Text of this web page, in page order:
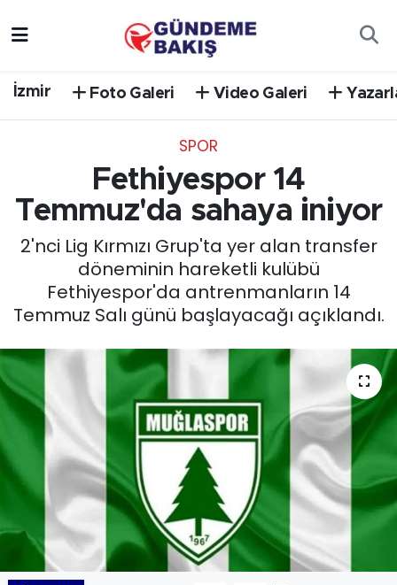
İzmir Foto Galeri Video Galeri
SPOR
Fethiyespor 14
Temmuz'da sahaya iniyor
2'nci Lig Kırmızı Grup'ta yer alan transfer
döneminin hareketli kulübü
Fethiyespor'da antrenmanların 14
Temmuz Salı günü başlayacağı açıklandı.
EGE
EĞİTİM
EKONOMİ
KÜLTÜR SANAT
MAGAZİN
POLİTİKA
SAĞLIK
Süper Lig Puan Durumu ve Fikstür
Tüm Manşetler
Son Dakika Haberleri